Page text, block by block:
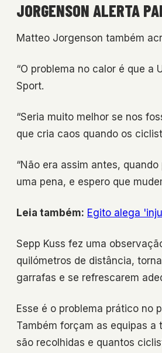
JORGENSON ALERTA
Matteo Jorgenson também
“O problema no calor é que a
Sport.
“Seria muito melhor se nos
que cria caos quando os
“Não era assim antes,
uma pena, e espero que
Leia também: Egito alega
Sepp Kuss fez uma
quilómetros de distância,
garrafas e se refrescarem
Esse é o problema prático no
Também forçam as equipas
são recolhidas e quantos